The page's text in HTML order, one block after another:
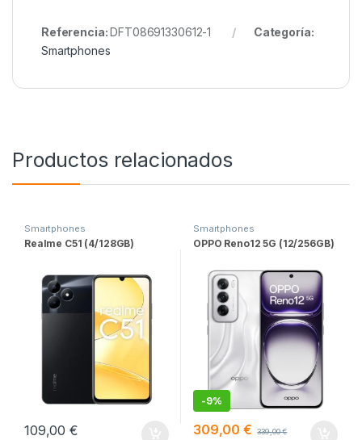
Referencia:DFT08691330612-1
Categoría:
Smartphones
Productos relacionados
Smartphones
Realme C51 (4/128GB)
109,00€
Smartphones
OPPO Reno12 5G (12/256GB)
-9%
309,00€ 339,00€